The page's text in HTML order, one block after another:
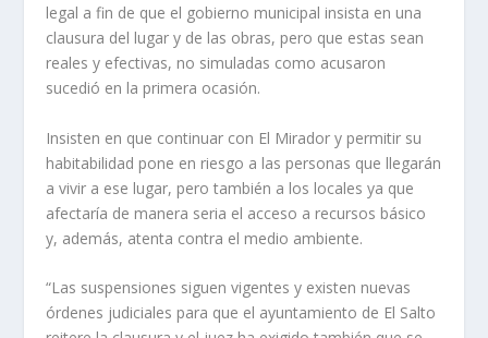
legal a fin de que el gobierno municipal insista en una
clausura del lugar y de las obras, pero que estas sean
reales y efectivas, no simuladas como acusaron
sucedió en la primera ocasión.
Insisten en que continuar con El Mirador y permitir su
habitabilidad pone en riesgo a las personas que llegarán
a vivir a ese lugar, pero también a los locales ya que
afectaría de manera seria el acceso a recursos básico
y, además, atenta contra el medio ambiente.
“Las suspensiones siguen vigentes y existen nuevas
órdenes judiciales para que el ayuntamiento de El Salto